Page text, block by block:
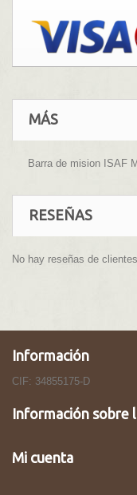
MÁS
Barra de mision ISAF
RESEÑAS
No hay reseñas de
Información
CIF: 34855175-D
Información sobre
Mi cuenta